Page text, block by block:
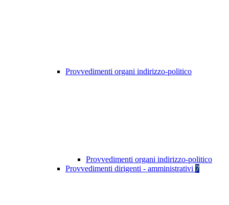
Provvedimenti organi indirizzo-politico
Provvedimenti organi indirizzo-politico
Provvedimenti dirigenti - amministrativi 7